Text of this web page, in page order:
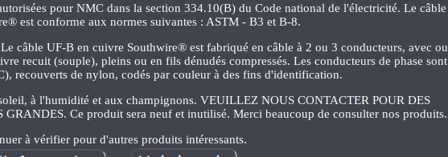
pour NMC dans la section 334.10(B) du Code national de l'électricité. Le câble
est conforme aux normes suivantes : ASTM - B3 et B-8.
câble UF-B en cuivre Southwire® est fabriqué en câble à 2 ou 3 conducteurs, avec ou
recuit (souple), pleins ou en fils dénudés compressés. Les conducteurs de phase sont
recouverts de nylon, codés par couleur à des fins d'identification.
à l'humidité et aux champignons. VEUILLEZ NOUS CONTACTER POUR DES
Ce produit sera neuf et inutilisé. Merci beaucoup de consulter nos produits.
à vérifier pour d'autres produits intéressants.